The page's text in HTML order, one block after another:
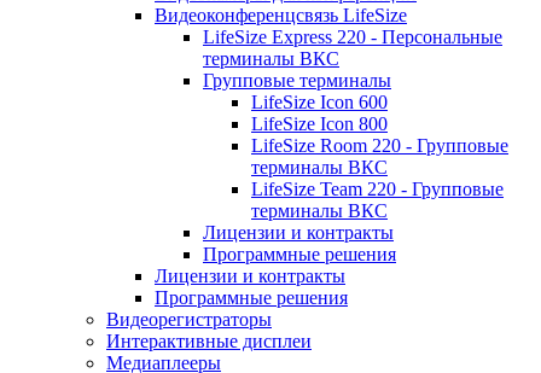
Видеоконференцсвязь LifeSize
LifeSize Express 220 - Персональные
терминалы ВКС
Групповые терминалы
LifeSize Icon 600
LifeSize Icon 800
LifeSize Room 220 - Групповые
терминалы ВКС
LifeSize Team 220 - Групповые
терминалы ВКС
Лицензии и контракты
Программные решения
Лицензии и контракты
Программные решения
Видеорегистраторы
Интерактивные дисплеи
Медиаплееры